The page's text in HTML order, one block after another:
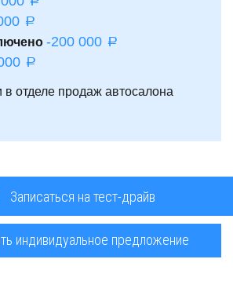
a
-200 000 a
a
в отделе продаж автосалона
Записаться на тест-драйв
индивидуальное предложение